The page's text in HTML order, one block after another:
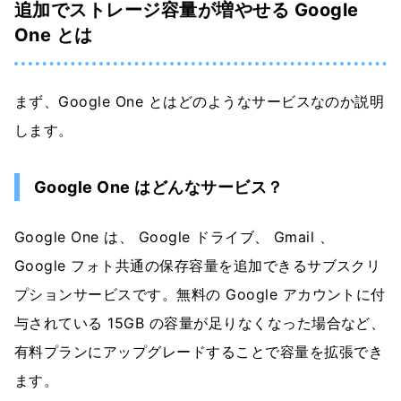
追加でストレージ容量が増やせる Google
One とは
まず、Google One とはどのようなサービスなのか説明
します。
Google One はどんなサービス？
Google One は、 Google ドライブ、 Gmail 、
Google フォト共通の保存容量を追加できるサブスクリ
プションサービスです。無料の Google アカウントに付
与されている 15GB の容量が足りなくなった場合など、
有料プランにアップグレードすることで容量を拡張でき
ます。